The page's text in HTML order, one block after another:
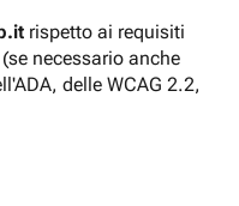
rispetto ai requisiti
necessario anche
delle WCAG 2.2,